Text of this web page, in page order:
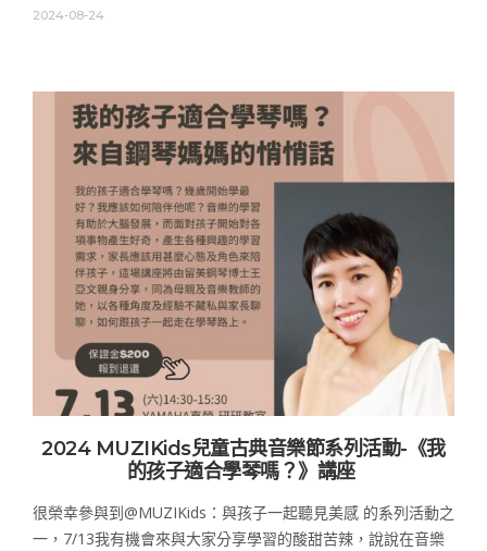
2024-08-24
2024 MUZIKids兒童古典音樂節系列活動-《我
的孩子適合學琴嗎？》講座
很榮幸參與到@MUZIKids：與孩子一起聽見美感 的系列活動之
一，7/13我有機會來與大家分享學習的酸甜苦辣，說說在音樂